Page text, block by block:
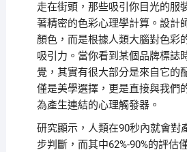
走在街頭，那些吸引你目光的服
著精密的色彩心理學計算。設計
顏色，而是根據人類大腦對色彩
吸引力。當你看到某個品牌標誌
覺，其實有很大部分是來自它的
僅是美學選擇，更是直接與我們
為產生連結的心理觸發器。
研究顯示，人類在90秒內就會對
步判斷，而其中62%-90%的評估